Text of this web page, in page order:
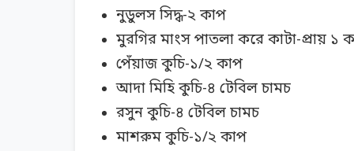
নুডুলস সিদ্ধ-২ কাপ
মুরগির মাংস পাতলা করে কাটা-প্রায় ১
পেঁয়াজ কুচি-১/২ কাপ
আদা মিহি কুচি-৪ টেবিল চামচ
রসুন কুচি-৪ টেবিল চামচ
মাশরুম কুচি-১/২ কাপ